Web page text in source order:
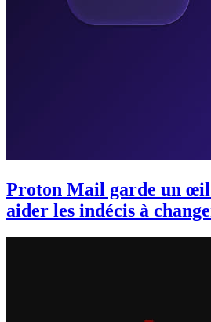
Proton Mail garde un
aider les indécis à